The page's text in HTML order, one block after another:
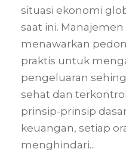
situasi ekonomi
saat ini.
menawarkan
praktis untuk
pengeluaran
sehat dan
prinsip-prinsip
keuangan, setiap
menghindari...